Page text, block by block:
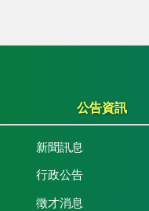
公告資訊
新聞訊息
行政公告
徵才消息